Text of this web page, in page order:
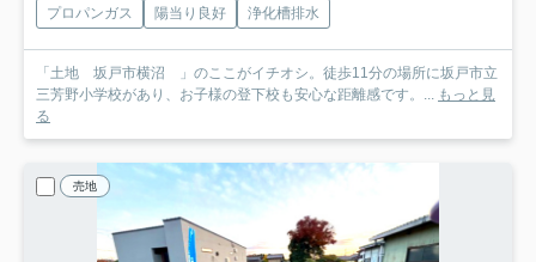
プロパンガス 陽当り良好 浄化槽排水
「土地 坂戸市横沼 」のここがイチオシ。徒歩11分の場所に坂戸市立
三芳野小学校があり、お子様の登下校も安心な距離感です。... もっと見
る
売地